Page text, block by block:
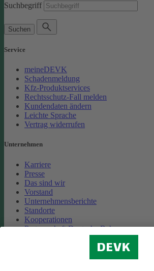
Suchbegriff
Suchen
Service
meineDEVK
Schadenmeldung
Kfz-Produktservices
Rechtsschutz-Fall melden
Kundendaten ändern
Leichte Sprache
Vertrag widerrufen
Unternehmen
Karriere
Presse
Das sind wir
Vorstand
Unternehmensberichte
Standorte
Kooperationen
Partnerschaft Deutsche Bahn